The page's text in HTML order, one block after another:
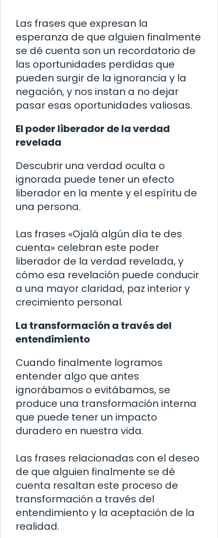
Las frases que expresan la
esperanza de que alguien finalmente
se dé cuenta son un recordatorio de
las oportunidades perdidas que
pueden surgir de la ignorancia y la
negación, y nos instan a no dejar
pasar esas oportunidades valiosas.
El poder liberador de la verdad
revelada
Descubrir una verdad oculta o
ignorada puede tener un efecto
liberador en la mente y el espíritu de
una persona.
Las frases «Ojalá algún día te des
cuenta» celebran este poder
liberador de la verdad revelada, y
cómo esa revelación puede conducir
a una mayor claridad, paz interior y
crecimiento personal.
La transformación a través del
entendimiento
Cuando finalmente logramos
entender algo que antes
ignorábamos o evitábamos, se
produce una transformación interna
que puede tener un impacto
duradero en nuestra vida.
Las frases relacionadas con el deseo
de que alguien finalmente se dé
cuenta resaltan este proceso de
transformación a través del
entendimiento y la aceptación de la
realidad.